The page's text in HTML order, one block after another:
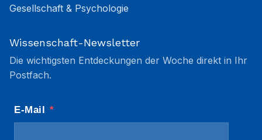
Gesellschaft & Psychologie
Wissenschaft-Newsletter
Die wichtigsten Entdeckungen der Woche direkt in Ihr
Postfach.